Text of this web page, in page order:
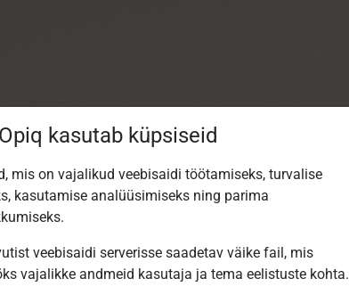
Opiq kasutab küpsiseid
mis on vajalikud veebisaidi töötamiseks, turvalise
kasutamise analüüsimiseks ning parima
veebisaidi serverisse saadetav väike fail, mis
vajalikke andmeid kasutaja ja tema eelistuste kohta.